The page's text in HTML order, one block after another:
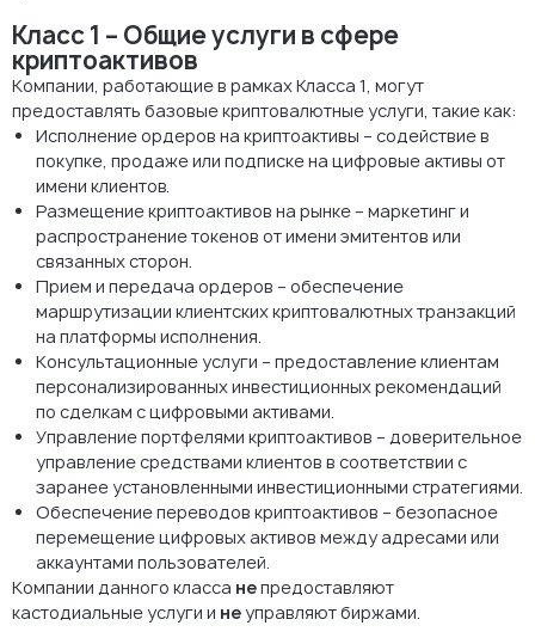
Класс 1 – Общие услуги в сфере
криптоактивов
Компании, работающие в рамках Класса 1, могут
предоставлять базовые криптовалютные услуги, такие как:
Исполнение ордеров на криптоактивы – содействие в
покупке, продаже или подписке на цифровые активы от
имени клиентов.
Размещение криптоактивов на рынке – маркетинг и
распространение токенов от имени эмитентов или
связанных сторон.
Прием и передача ордеров – обеспечение
маршрутизации клиентских криптовалютных транзакций
на платформы исполнения.
Консультационные услуги – предоставление клиентам
персонализированных инвестиционных рекомендаций
по сделкам с цифровыми активами.
Управление портфелями криптоактивов – доверительное
управление средствами клиентов в соответствии с
заранее установленными инвестиционными стратегиями.
Обеспечение переводов криптоактивов – безопасное
перемещение цифровых активов между адресами или
аккаунтами пользователей.
Компании данного класса непредоставляют
кастодиальные услуги и неуправляют биржами.